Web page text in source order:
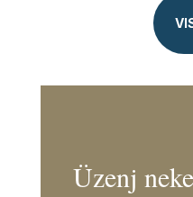
Üzenj